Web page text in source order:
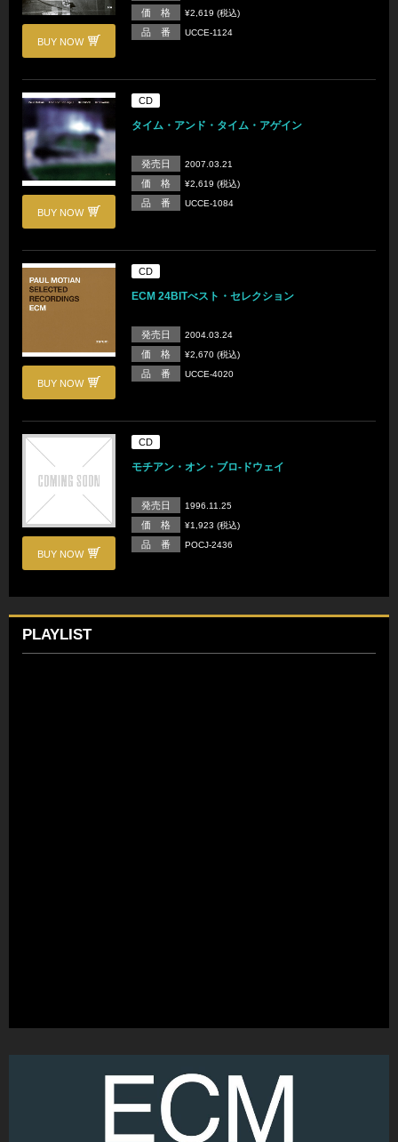
BUY NOW
価 格 ¥2,619 (税込)
品 番 UCCE-1124
BUY NOW
CD
タイム・アンド・タイム・アゲイン
発売日 2007.03.21
価 格 ¥2,619 (税込)
品 番 UCCE-1084
BUY NOW
CD
ECM 24BITべスト・セレクション
発売日 2004.03.24
価 格 ¥2,670 (税込)
品 番 UCCE-4020
BUY NOW
CD
モチアン・オン・ブロ-ドウェイ
発売日 1996.11.25
価 格 ¥1,923 (税込)
品 番 POCJ-2436
PLAYLIST